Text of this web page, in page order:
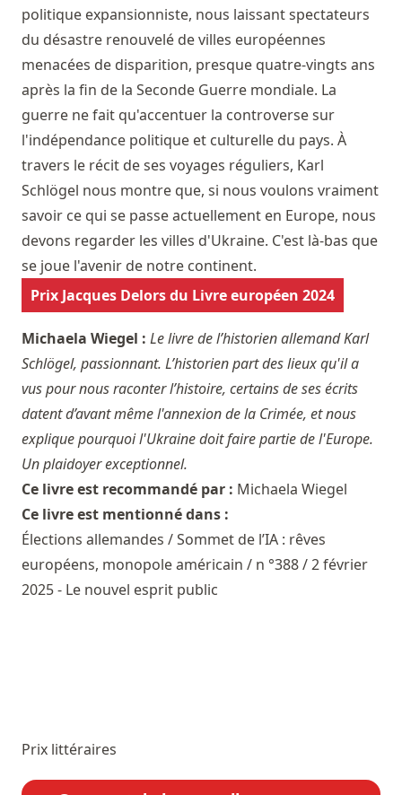
politique expansionniste, nous laissant spectateurs
du désastre renouvelé de villes européennes
menacées de disparition, presque quatre-vingts ans
après la fin de la Seconde Guerre mondiale. La
guerre ne fait qu'accentuer la controverse sur
l'indépendance politique et culturelle du pays. À
travers le récit de ses voyages réguliers, Karl
Schlögel nous montre que, si nous voulons vraiment
savoir ce qui se passe actuellement en Europe, nous
devons regarder les villes d'Ukraine. C'est là-bas que
se joue l'avenir de notre continent.
Prix Jacques Delors du Livre européen 2024
Michaela Wiegel : Le livre de l’historien allemand Karl
Schlögel, passionnant. L’historien part des lieux qu'il a
vus pour nous raconter l’histoire, certains de ses écrits
datent d’avant même l'annexion de la Crimée, et nous
explique pourquoi l'Ukraine doit faire partie de l'Europe.
Un plaidoyer exceptionnel.
Ce livre est recommandé par : Michaela Wiegel
Ce livre est mentionné dans :
Élections allemandes / Sommet de l’IA : rêves
européens, monopole américain / n °388 / 2 février
2025 - Le nouvel esprit public
Prix littéraires